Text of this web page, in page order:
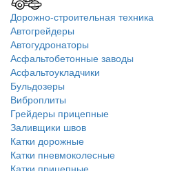
Дорожно-строительная техника
Автогрейдеры
Автогудронаторы
Асфальтобетонные заводы
Асфальтоукладчики
Бульдозеры
Виброплиты
Грейдеры прицепные
Заливщики швов
Катки дорожные
Катки пневмоколесные
Катки прицепные